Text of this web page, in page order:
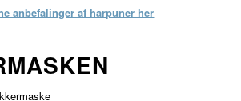
anbefalinger af harpuner her